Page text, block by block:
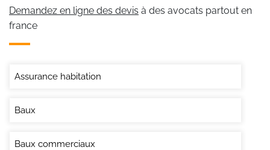
Demandez en ligne des devis à des avocats partout en
france
Assurance habitation
Baux
Baux commerciaux